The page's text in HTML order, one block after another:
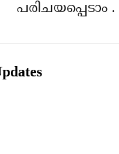
പരിചയപ്പെടാം .